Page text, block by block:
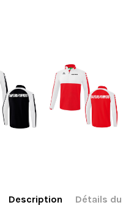
Description Détails